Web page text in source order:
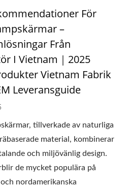
För
–
Från
I Vietnam｜2025
Vietnam Fabrik
Leveransguide
tillverkade av naturliga
material, kombinerar
och miljövänlig design.
de mycket populära på
nordamerikanska